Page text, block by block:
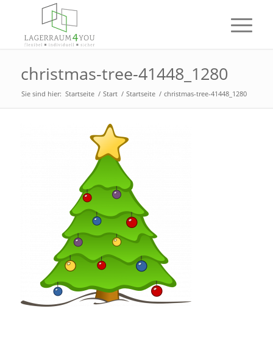
christmas-tree-41448_1280
Sie sind hier: Startseite / Start / Startseite / christmas-tree-41448_1280